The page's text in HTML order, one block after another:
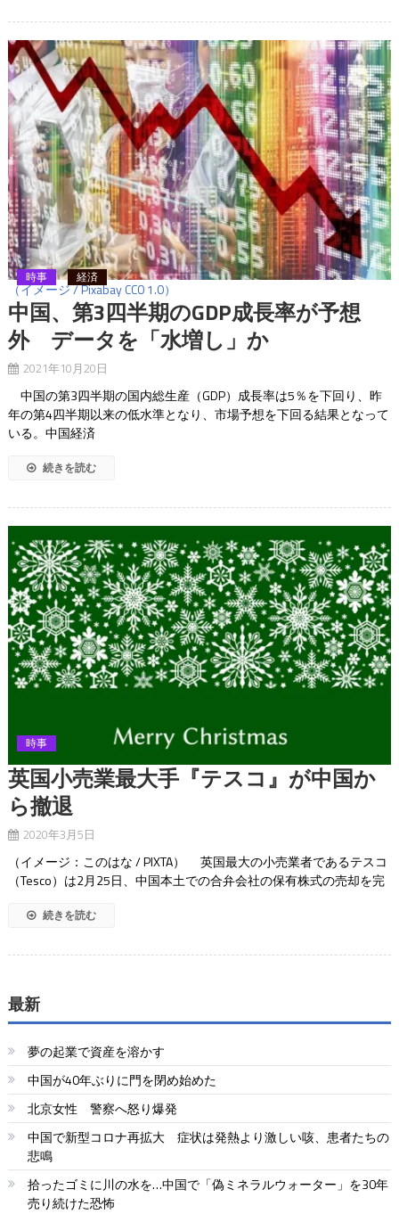
（イメージ / Pixabay CC0 1.0）
時事 経済
中国、第3四半期のGDP成長率が予想
外 データを「水増し」か
2021年10月20日
中国の第3四半期の国内総生産（GDP）成長率は5％を下回り、昨
年の第4四半期以来の低水準となり、市場予想を下回る結果となって
いる。中国経済
続きを読む
時事
英国小売業最大手『テスコ』が中国か
ら撤退
2020年3月5日
（イメージ：このはな / PIXTA） 英国最大の小売業者であるテスコ
（Tesco）は2月25日、中国本土での合弁会社の保有株式の売却を完
続きを読む
最新
夢の起業で資産を溶かす
中国が40年ぶりに門を閉め始めた
北京女性 警察へ怒り爆発
中国で新型コロナ再拡大 症状は発熱より激しい咳、患者たちの
悲鳴
拾ったゴミに川の水を…中国で「偽ミネラルウォーター」を30年
売り続けた恐怖